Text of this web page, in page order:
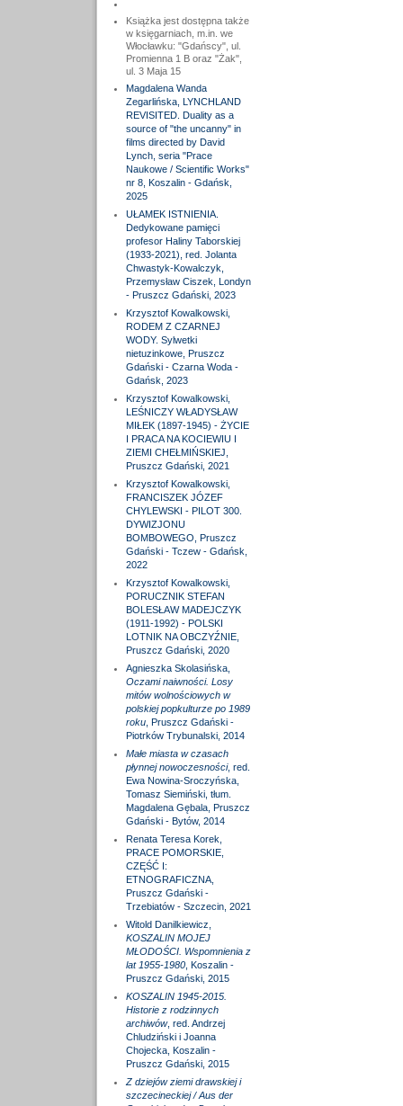
Książka jest dostępna także
w księgarniach, m.in. we
Włocławku: "Gdańscy", ul.
Promienna 1 B oraz "Żak",
ul. 3 Maja 15
Magdalena Wanda
Zegarlińska, LYNCHLAND
REVISITED. Duality as a
source of "the uncanny" in
films directed by David
Lynch, seria "Prace
Naukowe / Scientific Works"
nr 8, Koszalin - Gdańsk,
2025
UŁAMEK ISTNIENIA.
Dedykowane pamięci
profesor Haliny Taborskiej
(1933-2021), red. Jolanta
Chwastyk-Kowalczyk,
Przemysław Ciszek, Londyn
- Pruszcz Gdański, 2023
Krzysztof Kowalkowski,
RODEM Z CZARNEJ
WODY. Sylwetki
nietuzinkowe, Pruszcz
Gdański - Czarna Woda -
Gdańsk, 2023
Krzysztof Kowalkowski,
LEŚNICZY WŁADYSŁAW
MIŁEK (1897-1945) - ŻYCIE
I PRACA NA KOCIEWIU I
ZIEMI CHEŁMIŃSKIEJ,
Pruszcz Gdański, 2021
Krzysztof Kowalkowski,
FRANCISZEK JÓZEF
CHYLEWSKI - PILOT 300.
DYWIZJONU
BOMBOWEGO, Pruszcz
Gdański - Tczew - Gdańsk,
2022
Krzysztof Kowalkowski,
PORUCZNIK STEFAN
BOLESŁAW MADEJCZYK
(1911-1992) - POLSKI
LOTNIK NA OBCZYŹNIE,
Pruszcz Gdański, 2020
Agnieszka Skolasińska,
Oczami naiwności. Losy
mitów wolnościowych w
polskiej popkulturze po 1989
roku, Pruszcz Gdański -
Piotrków Trybunalski, 2014
Małe miasta w czasach
płynnej nowoczesności, red.
Ewa Nowina-Sroczyńska,
Tomasz Siemiński, tłum.
Magdalena Gębala, Pruszcz
Gdański - Bytów, 2014
Renata Teresa Korek,
PRACE POMORSKIE,
CZĘŚĆ I:
ETNOGRAFICZNA,
Pruszcz Gdański -
Trzebiatów - Szczecin, 2021
Witold Danilkiewicz,
KOSZALIN MOJEJ
MŁODOŚCI. Wspomnienia z
lat 1955-1980, Koszalin -
Pruszcz Gdański, 2015
KOSZALIN 1945-2015.
Historie z rodzinnych
archiwów, red. Andrzej
Chludziński i Joanna
Chojecka, Koszalin -
Pruszcz Gdański, 2015
Z dziejów ziemi drawskiej i
szczecineckiej / Aus der